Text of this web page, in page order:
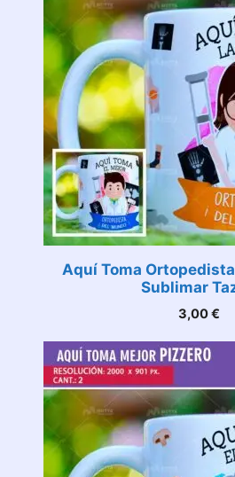
Aquí Toma
Sublimar
3,00€